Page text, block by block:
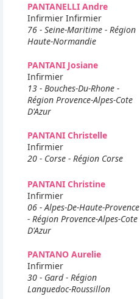
PANTANELLI Andre
Infirmier Infirmier
76 - Seine-Maritime - Région
Haute-Normandie
PANTANI Josiane
Infirmier
13 - Bouches-Du-Rhone -
Région Provence-Alpes-Cote
D'Azur
PANTANI Christelle
Infirmier
20 - Corse - Région Corse
PANTANI Christine
Infirmier
06 - Alpes-De-Haute-Provence
- Région Provence-Alpes-Cote
D'Azur
PANTANO Aurelie
Infirmier
30 - Gard - Région
Languedoc-Roussillon